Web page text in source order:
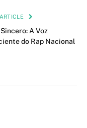
A Voz
do Rap Nacional